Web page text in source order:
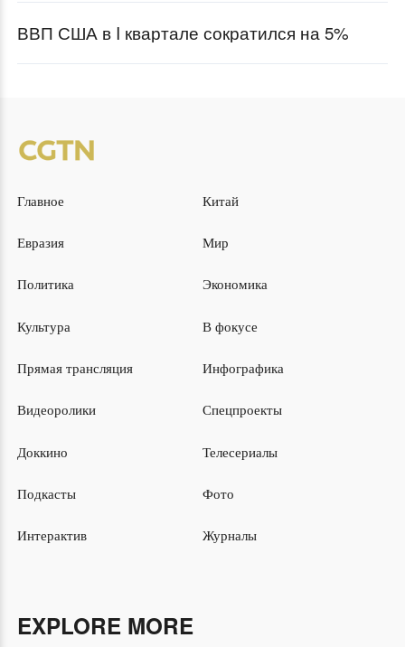
ВВП США в I квартале сократился на 5%
Главное Китай
Евразия Мир
Политика Экономика
Культура В фокусе
Прямая трансляция Инфографика
Видеоролики Спецпроекты
Доккино Телесериалы
Подкасты Фото
Интерактив Журналы
EXPLORE MORE